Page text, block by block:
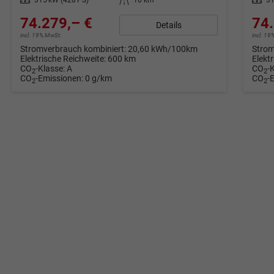
74.279,– €
incl. 19% MwSt.
Details
Stromverbrauch kombiniert: 20,60 kWh/100km
Elektrische Reichweite: 600 km
CO2-Klasse: A
CO2-Emissionen: 0 g/km
incl.
CO2-
CO2-